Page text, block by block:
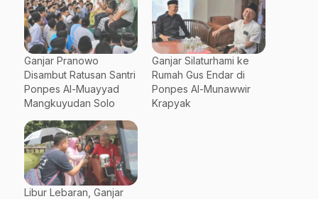
Ganjar Pranowo
Disambut Ratusan Santri
Ponpes Al-Muayyad
Mangkuyudan Solo
Ganjar Silaturhami ke
Rumah Gus Endar di
Ponpes Al-Munawwir
Krapyak
Libur Lebaran, Ganjar